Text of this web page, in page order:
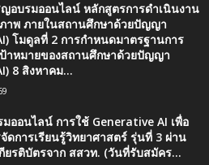
อบรมออนไลน์ หลักสูตรการดำเนินงาน
าพ ภายในสถานศึกษาด้วยปัญญา
โมดูลที่ 2 การกำหนดมาตรฐานการ
าหมายของสถานศึกษาด้วยปัญญา
8 สิงหาคม...
ออนไลน์ การใช้ Generative AI เพื่อ
ดการเรียนรู้วิทยาศาสตร์ รุ่นที่ 3 ผ่าน
ยรติบัตรจาก สสวท. (วันที่รับสมัคร...